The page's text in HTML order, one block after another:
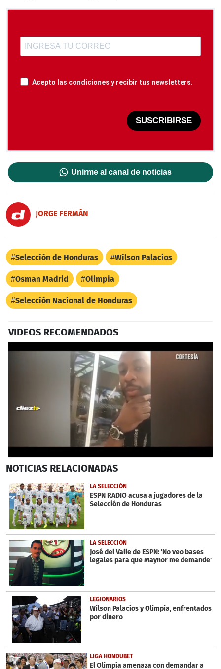
Acepto las condiciones y recibir tus newsletters.
SUSCRIBIRSE
Unirme al canal de noticias
JORGE FERMÁN
Selección de Honduras Wilson Palacios
Osman Madrid Olimpia
Selección Nacional de Honduras
VIDEOS RECOMENDADOS
seconds
12
minutes,
1
second
NOTICIAS RELACIONADAS
LA SELECCIÓN
ESPN RADIO acusa a jugadores de la
Selección de Honduras
LA SELECCIÓN
José del Valle de ESPN: 'No veo bases
legales para que Maynor me demande'
LEGIONARIOS
Wilson Palacios y Olimpia, enfrentados
por dinero
LIGA HONDUBET
El Olimpia amenaza con demandar a